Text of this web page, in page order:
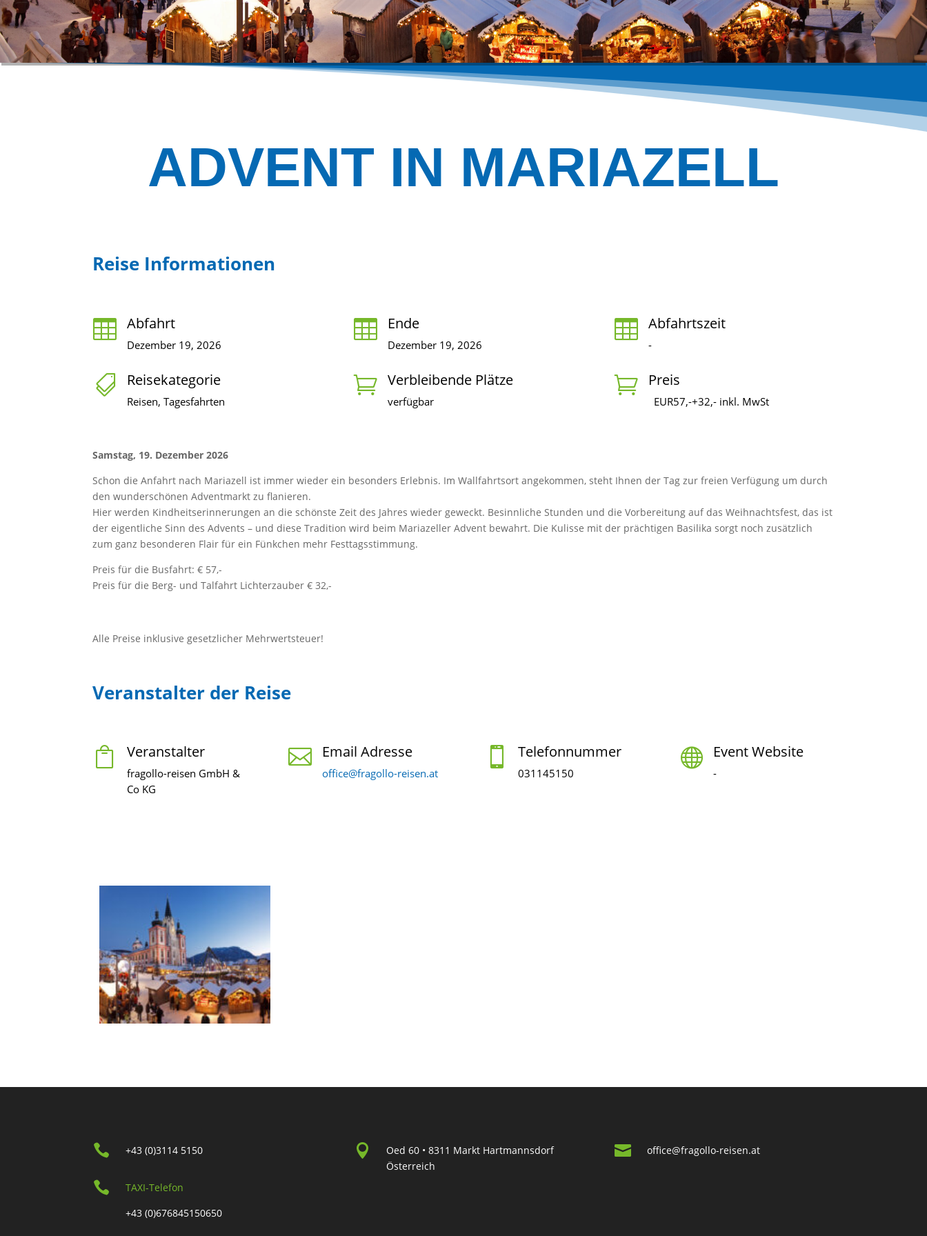
ADVENT IN MARIAZELL
Reise Informationen
 Abfahrt
Dezember 19, 2026
 Reisekategorie
Reisen, Tagesfahrten
 Ende
Dezember 19, 2026
 Verbleibende Plätze
verfügbar
 Abfahrtszeit
-
 Preis
EUR57,-+32,- inkl. MwSt
Samstag, 19. Dezember 2026
Schon die Anfahrt nach Mariazell ist immer wieder ein besonders Erlebnis. Im Wallfahrtsort angekommen, steht Ihnen der Tag zur freien Verfügung um durch
den wunderschönen Adventmarkt zu flanieren.
Hier werden Kindheitserinnerungen an die schönste Zeit des Jahres wieder geweckt. Besinnliche Stunden und die Vorbereitung auf das Weihnachtsfest, das ist
der eigentliche Sinn des Advents – und diese Tradition wird beim Mariazeller Advent bewahrt. Die Kulisse mit der prächtigen Basilika sorgt noch zusätzlich
zum ganz besonderen Flair für ein Fünkchen mehr Festtagsstimmung.
Preis für die Busfahrt: € 57,-
Preis für die Berg- und Talfahrt Lichterzauber € 32,-
Alle Preise inklusive gesetzlicher Mehrwertsteuer!
Veranstalter der Reise
 Veranstalter
fragollo-reisen GmbH &
Co KG
 Email Adresse
office@fragollo-reisen.at
 Telefonnummer
031145150
 Event Website
-
 +43 (0)3114 5150

TAXI-Telefon
+43 (0)676845150650

Oed 60 • 8311 Markt Hartmannsdorf
Österreich
 office@fragollo-reisen.at